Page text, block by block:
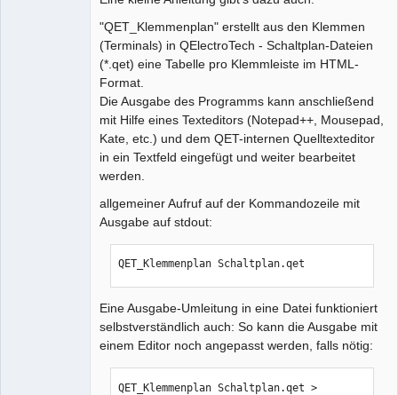
"QET_Klemmenplan" erstellt aus den Klemmen
(Terminals) in QElectroTech - Schaltplan-Dateien
(*.qet) eine Tabelle pro Klemmleiste im HTML-
Format.
Die Ausgabe des Programms kann anschließend
mit Hilfe eines Texteditors (Notepad++, Mousepad,
Kate, etc.) und dem QET-internen Quelltexteditor
in ein Textfeld eingefügt und weiter bearbeitet
werden.
allgemeiner Aufruf auf der Kommandozeile mit
Ausgabe auf stdout:
QET_Klemmenplan Schaltplan.qet
Eine Ausgabe-Umleitung in eine Datei funktioniert
selbstverständlich auch: So kann die Ausgabe mit
einem Editor noch angepasst werden, falls nötig:
QET_Klemmenplan Schaltplan.qet >